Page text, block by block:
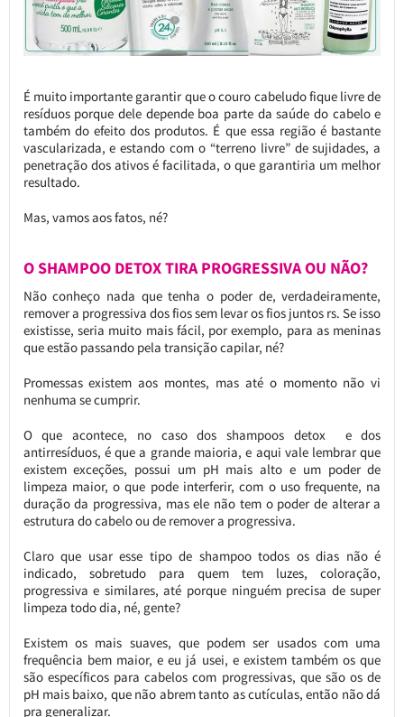
É muito importante garantir que o couro cabeludo fique livre de
resíduos porque dele depende boa parte da saúde do cabelo e
também do efeito dos produtos. É que essa região é bastante
vascularizada, e estando com o “terreno livre” de sujidades, a
penetração dos ativos é facilitada, o que garantiria um melhor
resultado.
Mas, vamos aos fatos, né?
O SHAMPOO DETOX TIRA PROGRESSIVA OU NÃO?
Não conheço nada que tenha o poder de, verdadeiramente,
remover a progressiva dos fios sem levar os fios juntos rs. Se isso
existisse, seria muito mais fácil, por exemplo, para as meninas
que estão passando pela transição capilar, né?
Promessas existem aos montes, mas até o momento não vi
nenhuma se cumprir.
O que acontece, no caso dos shampoos detox e dos
antirresíduos, é que a grande maioria, e aqui vale lembrar que
existem exceções, possui um pH mais alto e um poder de
limpeza maior, o que pode interferir, com o uso frequente, na
duração da progressiva, mas ele não tem o poder de alterar a
estrutura do cabelo ou de remover a progressiva.
Claro que usar esse tipo de shampoo todos os dias não é
indicado, sobretudo para quem tem luzes, coloração,
progressiva e similares, até porque ninguém precisa de super
limpeza todo dia, né, gente?
Existem os mais suaves, que podem ser usados com uma
frequência bem maior, e eu já usei, e existem também os que
são específicos para cabelos com progressivas, que são os de
pH mais baixo, que não abrem tanto as cutículas, então não dá
pra generalizar.